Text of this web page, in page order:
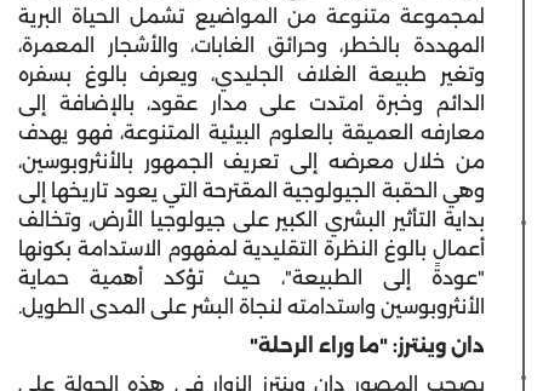
لمجموعة متنوعة من المواضيع تشمل الحياة البرية
المهددة بالخطر، وحرائق الغابات، والأشجار المعمرة،
وتغير طبيعة الغلاف الجليدي، ويعرف بالوغ بسفره
الدائم وخبرة امتدت على مدار عقود، بالإضافة إلى
معارفه العميقة بالعلوم البيئية المتنوعة، فهو يهدف
من خلال معرضه إلى تعريف الجمهور بالأنثروبوسين،
وهي الحقبة الجيولوجية المقترحة التي يعود تاريخها إلى
بداية التأثير البشري الكبير على جيولوجيا الأرض، وتخالف
أعمال بالوغ النظرة التقليدية لمفهوم الاستدامة بكونها
"عودةً إلى الطبيعة"، حيث تؤكد أهمية حماية
الأنثروبوسين واستدامته لنجاة البشر على المدى الطويل.
دان وينترز: "ما وراء الرحلة"
يصحب المصور دان وينترز الزوار في هذه الجولة على